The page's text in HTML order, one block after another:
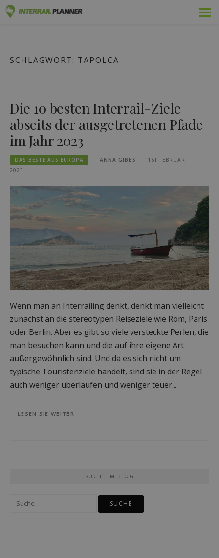
Pässe
Länder-Führer
Einloggen
Neue Reise planen!
SCHLAGWORT: TAPOLCA
Die 10 besten Interrail-Ziele
abseits der ausgetretenen Pfade
im Jahr 2023
DAS BESTE AUS EUROPA ANNA GIBBS
1ST FEBRUAR
2023
Wenn man an Interrailing denkt, denkt man vielleicht
zunächst an die stereotypen Reiseziele wie Rom, Paris
oder Berlin. Aber es gibt so viele versteckte Perlen, die
man besuchen kann und die auf ihre eigene Art
außergewöhnlich sind. Und da es sich nicht um
typische Touristenziele handelt, sind sie in der Regel
auch weniger überlaufen und weniger teuer...
LESEN SIE WEITER
SUCHE IM BLOG